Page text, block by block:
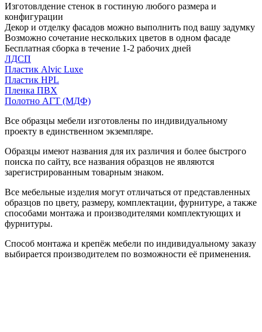
Изготовлдение стенок в гостиную любого размера и
конфигурации
Декор и отделку фасадов можно выполнить под вашу задумку
Возможно сочетание нескольких цветов в одном фасаде
Бесплатная сборка в течение 1-2 рабочих дней
ЛДСП
Пластик Alvic Luxe
Пластик HPL
Пленка ПВХ
Полотно АГТ (МДФ)
Все образцы мебели изготовлены по индивидуальному
проекту в единственном экземпляре.
Образцы имеют названия для их различия и более быстрого
поиска по сайту, все названия образцов не являются
зарегистрированным товарным знаком.
Все мебельные изделия могут отличаться от представленных
образцов по цвету, размеру, комплектации, фурнитуре, а также
способами монтажа и производителями комплектующих и
фурнитуры.
Способ монтажа и крепёж мебели по индивидуальному заказу
выбирается производителем по возможности её применения.